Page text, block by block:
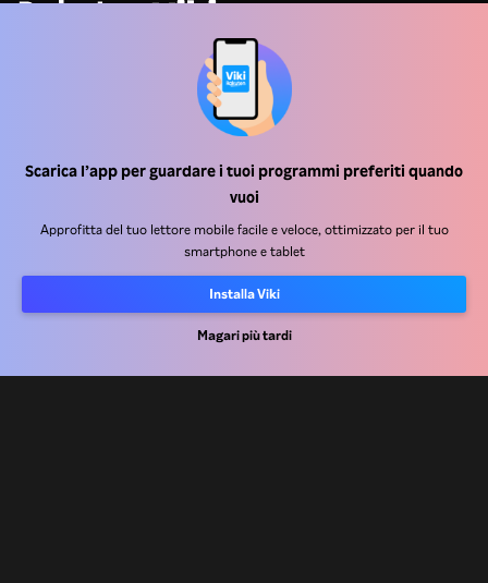
Scarica l’app per guardare i tuoi programmi preferiti quando
vuoi
Approfitta del tuo lettore mobile facile e veloce, ottimizzato per il tuo
smartphone e tablet
Installa Viki
Magari più tardi
Centro assistenza
Centro stampa
Condizioni d'uso